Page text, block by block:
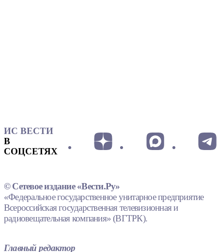
ИС ВЕСТИ
В
СОЦСЕТЯХ
© Сетевое издание «Вести.Ру»
«Федеральное государственное унитарное предприятие
Всероссийская государственная телевизионная и
радиовещательная компания» (ВГТРК).
Главный редактор